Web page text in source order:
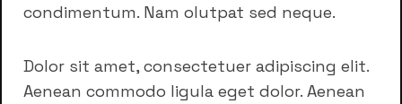
condimentum. Nam olutpat sed neque.
Dolor sit amet, consectetuer adipiscing elit.
Aenean commodo ligula eget dolor. Aenean